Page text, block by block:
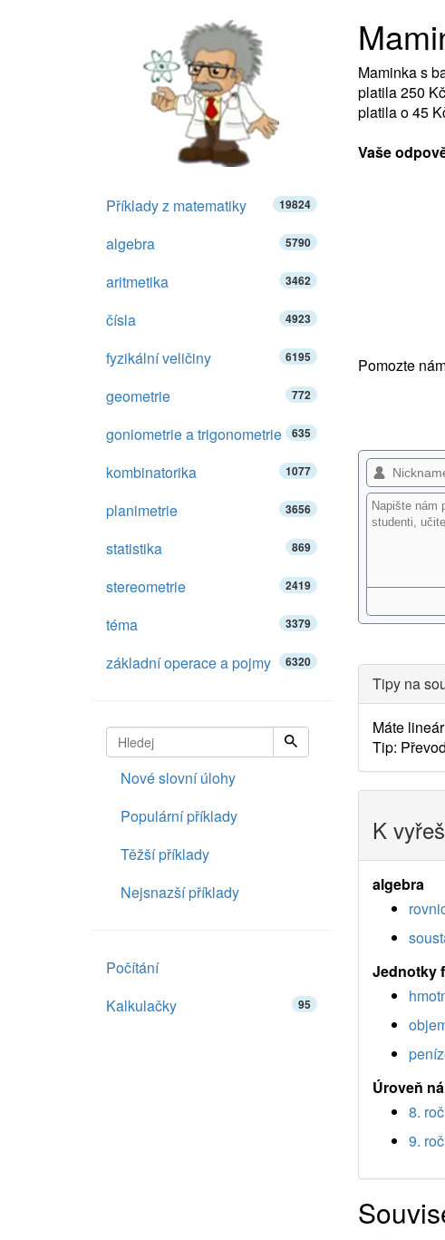
Maminka s
platila 250
platila o 45
Vaše
Pomozte
Tipy na
Máte
Tip:
K
algebra
Jednotky
Úroveň
8.
9.
Příklady z matematiky 19824
algebra 5790
aritmetika 3462
čísla 4923
fyzikální veličiny 6195
geometrie 772
goniometrie a trigonometrie 635
kombinatorika 1077
planimetrie 3656
statistika 869
stereometrie 2419
téma 3379
základní operace a pojmy 6320
Nové slovní úlohy
Populární příklady
Těžší příklady
Nejsnazší příklady
Počítání
Kalkulačky
95